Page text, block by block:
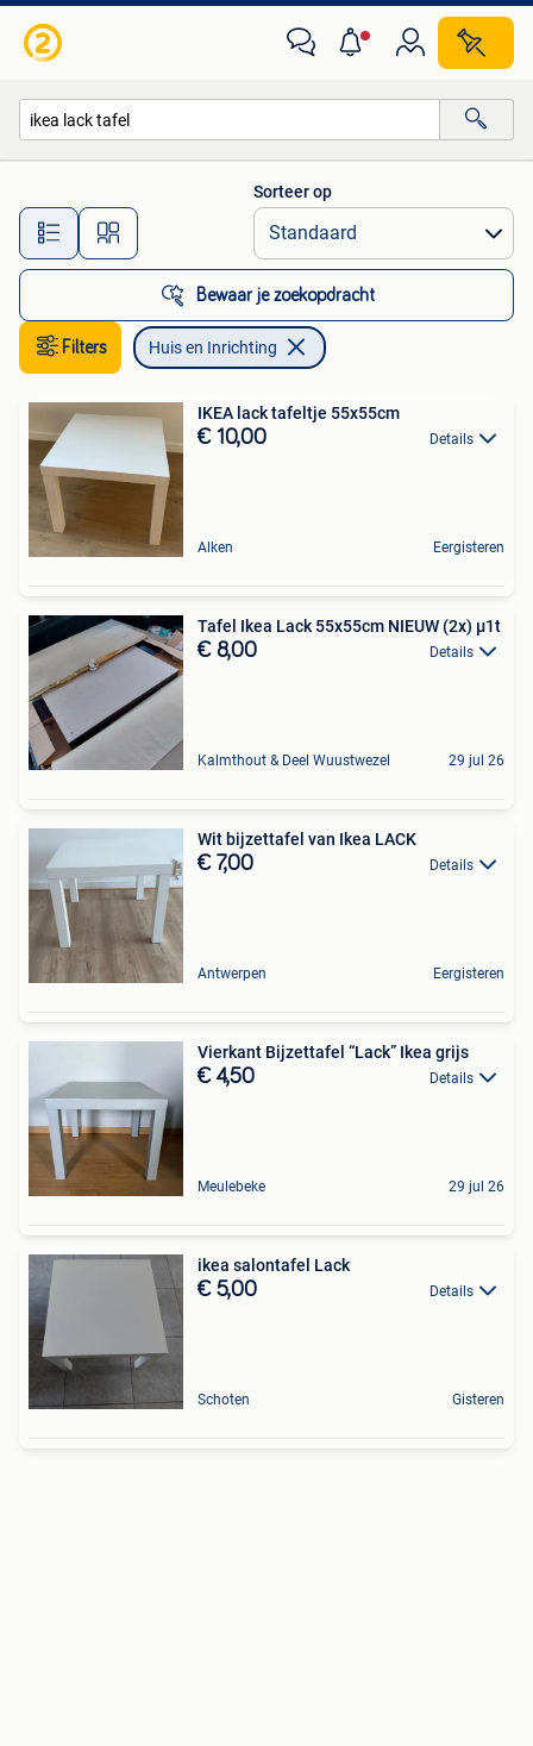
Alle afstanden…
Sorteer op
Bewaar je zoekopdracht
Filters Huis en Inrichting
IKEA lack tafeltje 55x55cm
€ 10,00 Details
Alken Eergisteren
Tafel Ikea Lack 55x55cm NIEUW (2x) µ1t
€ 8,00 Details
Kalmthout & Deel Wuustwezel 29 jul 26
Wit bijzettafel van Ikea LACK
€ 7,00 Details
Antwerpen Eergisteren
Vierkant Bijzettafel “Lack” Ikea grijs
€ 4,50 Details
Meulebeke 29 jul 26
ikea salontafel Lack
€ 5,00 Details
Schoten Gisteren